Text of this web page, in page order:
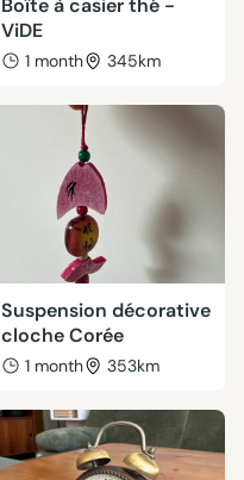
Boîte à casier thé -
ViDE
1 month 345km
Suspension décorative
cloche Corée
1 month 353km